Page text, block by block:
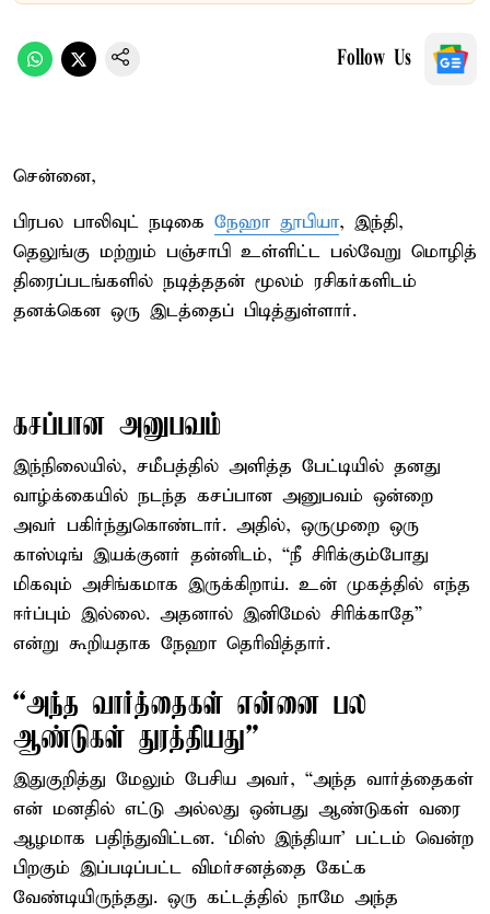
Follow Us
சென்னை,
பிரபல பாலிவுட் நடிகை நேஹா தூபியா, இந்தி,
தெலுங்கு மற்றும் பஞ்சாபி உள்ளிட்ட பல்வேறு மொழித்
திரைப்படங்களில் நடித்ததன் மூலம் ரசிகர்களிடம்
தனக்கென ஒரு இடத்தைப் பிடித்துள்ளார்.
கசப்பான அனுபவம்
இந்நிலையில், சமீபத்தில் அளித்த பேட்டியில் தனது
வாழ்க்கையில் நடந்த கசப்பான அனுபவம் ஒன்றை
அவர் பகிர்ந்துகொண்டார். அதில், ஒருமுறை ஒரு
காஸ்டிங் இயக்குனர் தன்னிடம், “நீ சிரிக்கும்போது
மிகவும் அசிங்கமாக இருக்கிறாய். உன் முகத்தில் எந்த
ஈர்ப்பும் இல்லை. அதனால் இனிமேல் சிரிக்காதே”
என்று கூறியதாக நேஹா தெரிவித்தார்.
“அந்த வார்த்தைகள் என்னை பல
ஆண்டுகள் துரத்தியது”
இதுகுறித்து மேலும் பேசிய அவர், “அந்த வார்த்தைகள்
என் மனதில் எட்டு அல்லது ஒன்பது ஆண்டுகள் வரை
ஆழமாக பதிந்துவிட்டன. ‘மிஸ் இந்தியா’ பட்டம் வென்ற
பிறகும் இப்படிப்பட்ட விமர்சனத்தை கேட்க
வேண்டியிருந்தது. ஒரு கட்டத்தில் நாமே அந்த